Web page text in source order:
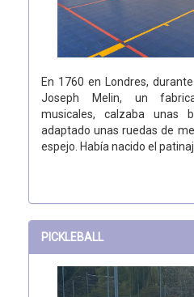
En 1760 en Londres,
Joseph Melin, un
musicales, calzaba unas
adaptado unas ruedas de
espejo. Había nacido el
PICKLEBALL